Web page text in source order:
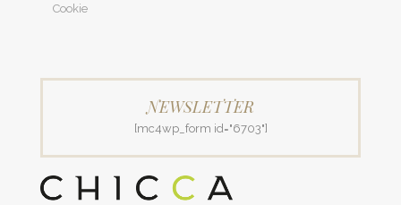
Cookie
NEWSLETTER
[mc4wp_form id="6703"]